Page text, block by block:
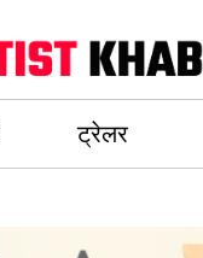
ट्रेलर